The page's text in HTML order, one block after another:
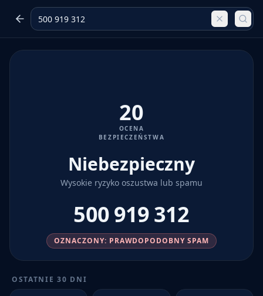
20
OCENA
BEZPIECZEŃSTWA
Niebezpieczny
Wysokie ryzyko oszustwa lub spamu
500 919 312
OZNACZONY: PRAWDOPODOBNY SPAM
OSTATNIE 30 DNI